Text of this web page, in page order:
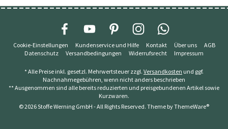
Cookie-Einstellungen Kundenservice und Hilfe Kontakt Über uns
AGB
Datenschutz
Versandbedingungen Widerrufsrecht Impressum
* Alle Preise inkl. gesetzl. Mehrwertsteuer zzgl. Versandkosten und ggf.
Nachnahmegebühren, wenn nicht anders beschrieben
** Ausgenommen sind alle bereits reduzierten und preisgebundenen Artikel sowie
Kurzwaren.
© 2026 Stoffe Werning GmbH - All Rights Reserved. Theme byThemeWare®